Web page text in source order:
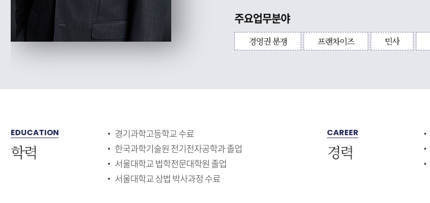
주요업무분야
경영권 분쟁 프랜차이즈 민사
EDUCATION
학력
경기과학고등학교 수료
한국과학기술원 전기전자공학과 졸업
서울대학교 법학전문대학원 졸업
서울대학교 상법 박사과정 수료
CAREER
경력